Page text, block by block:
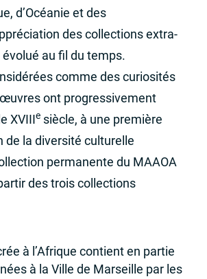
d’Océanie et des
des collections extra-
au fil du temps.
comme des curiosités
ont progressivement
XVIIIesiècle, à une première
de la diversité culturelle
permanente du MAAOA
des trois collections
à l’Afrique contient en partie
à la Ville de Marseille par les